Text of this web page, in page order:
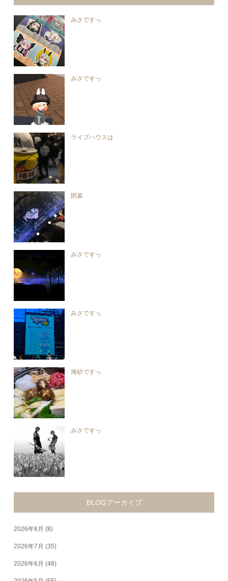
みさですっ
みさですっ
ライブハウスは
閉幕
みさですっ
みさですっ
海砂ですっ
みさですっ
BLOGアーカイブ
2026年8月 (8)
2026年7月 (35)
2026年6月 (48)